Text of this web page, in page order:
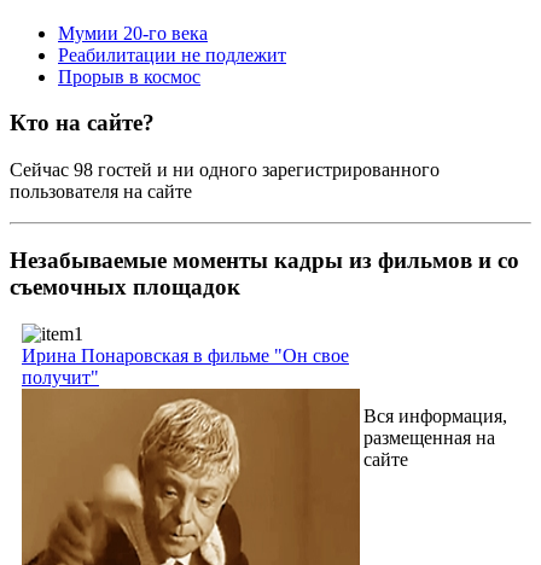
Мумии 20-го века
Реабилитации не подлежит
Прорыв в космос
Кто на сайте?
Сейчас 98 гостей и ни одного зарегистрированного
пользователя на сайте
Незабываемые моменты кадры из фильмов и со
съемочных площадок
Ирина Понаровская в фильме "Он свое
получит"
Вся информация,
размещенная на
сайте